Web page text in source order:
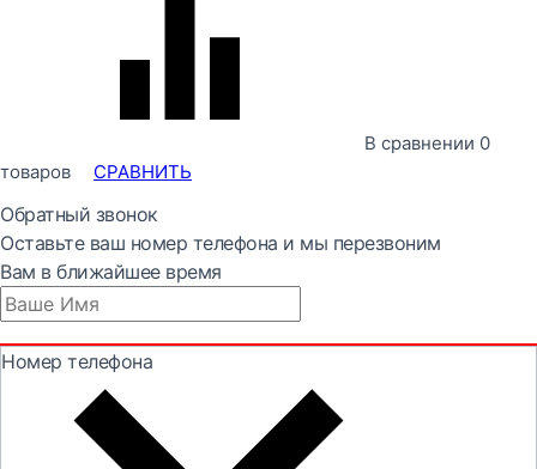
В сравнении 0
товаров
СРАВНИТЬ
Обратный звонок
Оставьте ваш номер телефона и мы перезвоним
Вам в ближайшее время
Номер телефона